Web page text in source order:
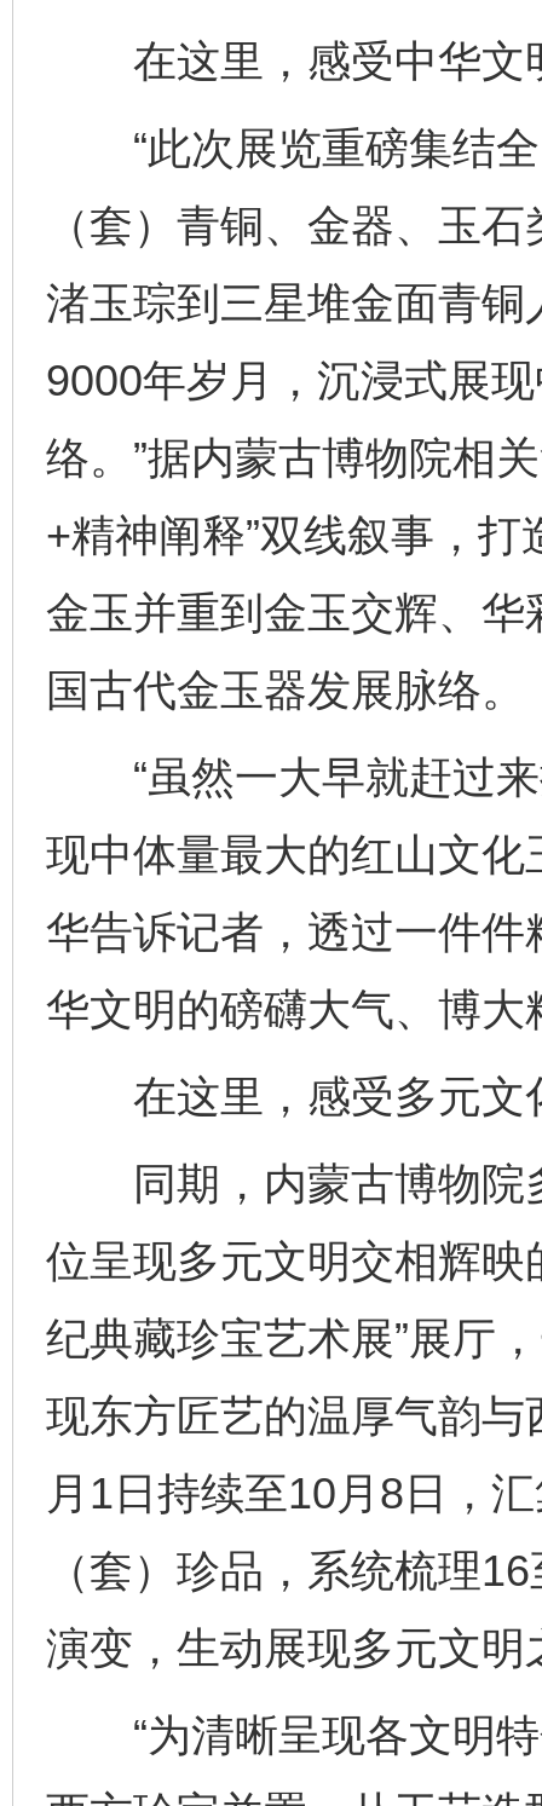
在这里，感受中华文
“此次展览重磅集结全
（套）青铜、金器、玉
渚玉琮到三星堆金面青
9000年岁月，沉浸式展
络。”据内蒙古博物院相
+精神阐释”双线叙事，
金玉并重到金玉交辉、
国古代金玉器发展脉络。
“虽然一大早就赶过来
现中体量最大的红山文化
华告诉记者，透过一件
华文明的磅礴大气、博大
在这里，感受多元
同期，内蒙古博物院
位呈现多元文明交相辉映
纪典藏珍宝艺术展”展厅
现东方匠艺的温厚气韵
月1日持续至10月8日，
（套）珍品，系统梳理
演变，生动展现多元文
“为清晰呈现各文明特